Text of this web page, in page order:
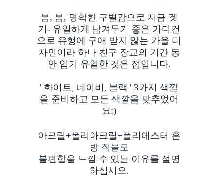
봄, 봄, 명확한 구별감으로 지금 겟
기- 유일하게 남겨두기 좋은 가디건
으로 유행에 구애 받지 않는 가을 디
자인이라 하나 친구 장교의 기간 동
안 입기 유일한 것은 점입니다.
' 화이트, 네이비, 블랙 ' 3가지 색깔
을 준비하고 모든 색깔을 맞추었어
요:)
아크릴+폴리아크릴+폴리에스터 혼
방 직물로
불편함을 느낄 수 있는 이유를 설명
하십시오.